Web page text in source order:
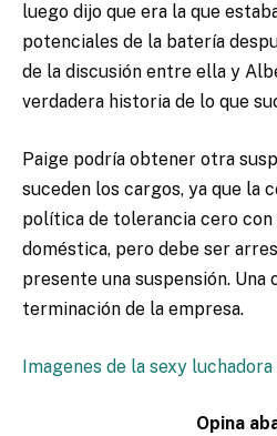
luego dijo que era la que
potenciales de la batería
de la discusión entre ella y
verdadera historia de lo que
Paige podría obtener otra
suceden los cargos, ya que la
política de tolerancia cero
doméstica, pero debe ser
presente una suspensión. Una
terminación de la empresa.
Imagenes de la sexy luchadora
Opina